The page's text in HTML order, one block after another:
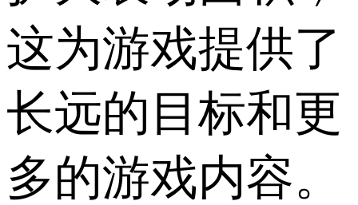
这为游戏提供了
长远的目标和更
多的游戏内容。